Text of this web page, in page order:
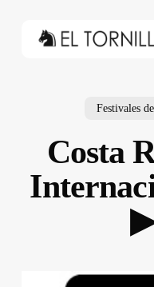
Festivales
Costa